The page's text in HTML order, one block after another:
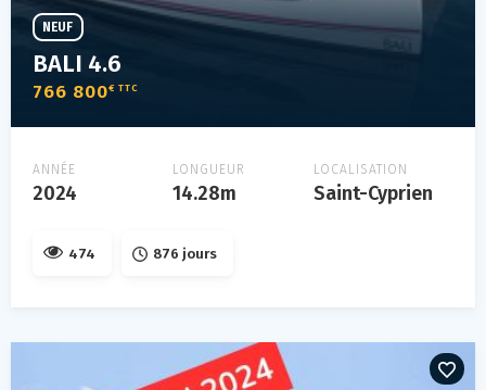
BALI 4.6
766 800€ TTC
NEUF
ANNÉE
2024
LONGUEUR
14.28m
LOCALISATION
Saint-Cyprien
474 876 jours